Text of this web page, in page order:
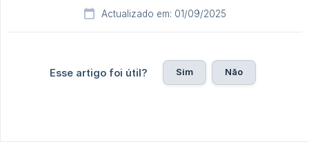
Actualizado em: 01/09/2025
Esse artigo foi útil? Sim Não